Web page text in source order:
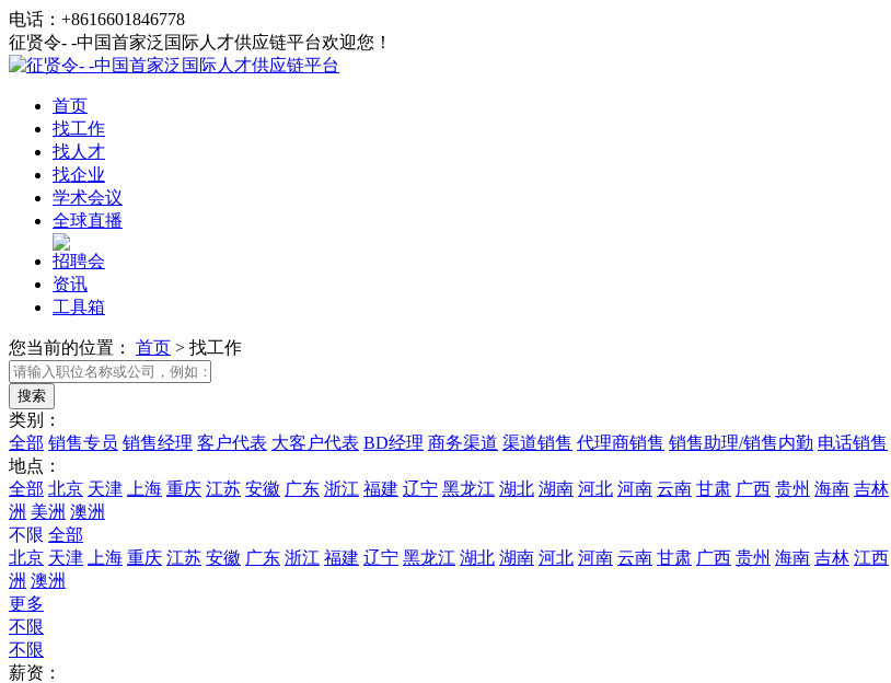
电话：+8616601846778
征贤令- -中国首家泛国际人才供应链平台欢迎您！
首页
找工作
找人才
找企业
学术会议
全球直播
招聘会
资讯
工具箱
您当前的位置： 首页 > 找工作
类别：
全部 销售专员 销售经理 客户代表 大客户代表 BD经理 商务渠道 渠道销售 代理商销售 销售助理/销售内勤 电话销售
地点：
全部 北京 天津 上海 重庆 江苏 安徽 广东 浙江 福建 辽宁 黑龙江 湖北 湖南 河北 河南 云南 甘肃 广西 贵州 海南 吉林
洲 美洲 澳洲
不限 全部
北京 天津 上海 重庆 江苏 安徽 广东 浙江 福建 辽宁 黑龙江 湖北 湖南 河北 河南 云南 甘肃 广西 贵州 海南 吉林 江西
洲 澳洲
更多
不限
不限
薪资：